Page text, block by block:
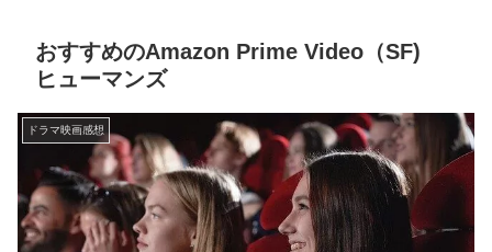
おすすめのAmazon Prime Video（SF)
ヒューマンズ
ドラマ映画感想